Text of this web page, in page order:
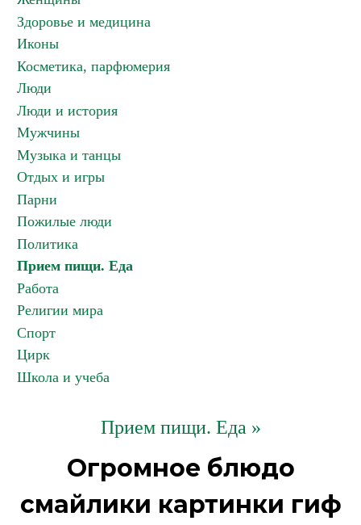
Здоровье и медицина
Иконы
Косметика, парфюмерия
Люди
Люди и история
Мужчины
Музыка и танцы
Отдых и игры
Парни
Пожилые люди
Политика
Прием пищи. Еда
Работа
Религии мира
Спорт
Цирк
Школа и учеба
Прием пищи. Еда »
Огромное блюдо
смайлики картинки гиф